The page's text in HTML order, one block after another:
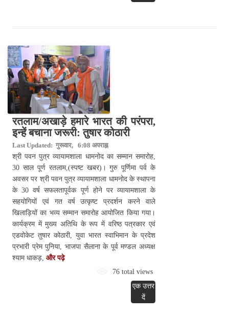
रतलाम/अखाड़े हमारे भारत की परंपरा,
इन्हें बचाना जरूरी: तुषार कोठारी
Last Updated: गुरूवार, 6:08 अपराह्न
श्री पवन पुत्र व्यायामशाला धामनोद का सम्मान समारोह,
30 साल पूर्ण रतलाम,(स्पष्ट खबर)। गुरु पूर्णिमा पर्व के
अवसर पर श्री पवन पुत्र व्यायामशाला धामनोद के स्थापना
के 30 वर्ष सफलतापूर्वक पूर्ण होने पर व्यायामशाला के
सहयोगियों एवं गत वर्ष उत्कृष्ट प्रदर्शन करने वाले
खिलाड़ियों का भव्य सम्मान समारोह आयोजित किया गया।
कार्यक्रम में मुख्य अतिथि के रूप में वरिष्ठ पत्रकार एवं
एडवोकेट तुषार कोठारी, युवा भारत स्वाभिमान के प्रदेश
प्रभारी प्रेम पुनिया, भाजपा सैलाना के पूर्व मण्डल अध्यक्ष
श्याम धाकड़, और पढ़े
76 total views
एक उत्तर
दें